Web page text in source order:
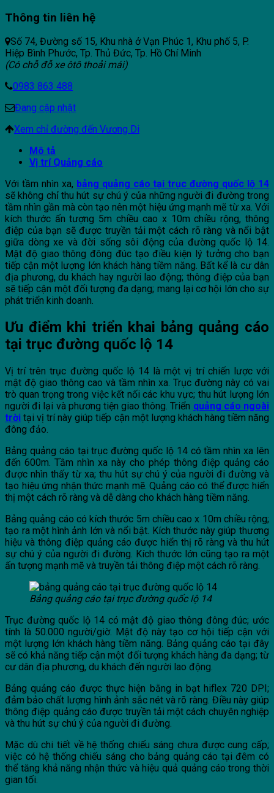
Thông tin liên hệ
Số 74, Đường số 15, Khu nhà ở Vạn Phúc 1, Khu phố 5, P.
Hiệp Bình Phước, Tp. Thủ Đức, Tp. Hồ Chí Minh
(Có chỗ đỗ xe ôtô thoải mái)
0983 863 488
Đang cập nhật
Xem chỉ đường đến Vương Di
Mô tả
Vị trí Quảng cáo
Với tầm nhìn xa, bảng quảng cáo tại trục đường quốc lộ 14
sẽ không chỉ thu hút sự chú ý của những người đi đường trong
tầm nhìn gần mà còn tạo nên một hiệu ứng mạnh mẽ từ xa. Với
kích thước ấn tượng 5m chiều cao x 10m chiều rộng, thông
điệp của bạn sẽ được truyền tải một cách rõ ràng và nổi bật
giữa dòng xe và đời sống sôi động của đường quốc lộ 14.
Mật độ giao thông đông đúc tạo điều kiện lý tưởng cho bạn
tiếp cận một lượng lớn khách hàng tiềm năng. Bất kể là cư dân
địa phương, du khách hay người lao động; thông điệp của bạn
sẽ tiếp cận một đối tượng đa dạng; mang lại cơ hội lớn cho sự
phát triển kinh doanh.
Ưu điểm khi triển khai bảng quảng cáo
tại trục đường quốc lộ 14
Vị trí trên trục đường quốc lộ 14 là một vị trí chiến lược với
mật độ giao thông cao và tầm nhìn xa. Trục đường này có vai
trò quan trọng trong việc kết nối các khu vực; thu hút lượng lớn
người đi lại và phương tiện giao thông. Triển quảng cáo ngoài
trời tại vị trí này giúp tiếp cận một lượng khách hàng tiềm năng
đông đảo.
Bảng quảng cáo tại trục đường quốc lộ 14 có tầm nhìn xa lên
đến 600m. Tầm nhìn xa này cho phép thông điệp quảng cáo
được nhìn thấy từ xa; thu hút sự chú ý của người đi đường và
tạo hiệu ứng nhận thức mạnh mẽ. Quảng cáo có thể được hiển
thị một cách rõ ràng và dễ dàng cho khách hàng tiềm năng.
Bảng quảng cáo có kích thước 5m chiều cao x 10m chiều rộng;
tạo ra một hình ảnh lớn và nổi bật. Kích thước này giúp thương
hiệu và thông điệp quảng cáo được hiển thị rõ ràng và thu hút
sự chú ý của người đi đường. Kích thước lớn cũng tạo ra một
ấn tượng mạnh mẽ và truyền tải thông điệp một cách rõ ràng.
Bảng quảng cáo tại trục đường quốc lộ 14
Trục đường quốc lộ 14 có mật độ giao thông đông đúc; ước
tính là 50.000 người/giờ. Mật độ này tạo cơ hội tiếp cận với
một lượng lớn khách hàng tiềm năng. Bảng quảng cáo tại đây
sẽ có khả năng tiếp cận một đối tượng khách hàng đa dạng; từ
cư dân địa phương, du khách đến người lao động.
Bảng quảng cáo được thực hiện bằng in bạt hiflex 720 DPI;
đảm bảo chất lượng hình ảnh sắc nét và rõ ràng. Điều này giúp
thông điệp quảng cáo được truyền tải một cách chuyên nghiệp
và thu hút sự chú ý của người đi đường.
Mặc dù chi tiết về hệ thống chiếu sáng chưa được cung cấp;
việc có hệ thống chiếu sáng cho bảng quảng cáo tại đêm có
thể tăng khả năng nhận thức và hiệu quả quảng cáo trong thời
gian tối.